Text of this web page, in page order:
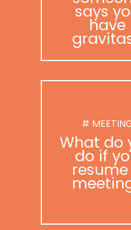
says
have
#
What do
do if